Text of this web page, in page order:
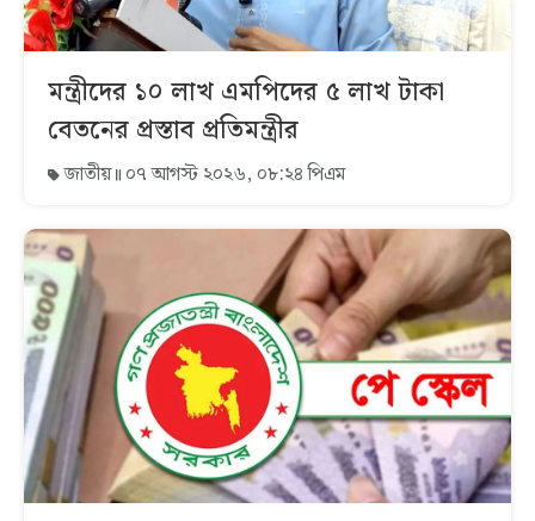
মন্ত্রীদের ১০ লাখ এমপিদের ৫ লাখ টাকা
বেতনের প্রস্তাব প্রতিমন্ত্রীর
জাতীয় ০৭ আগস্ট ২০২৬, ০৮:২৪ পিএম